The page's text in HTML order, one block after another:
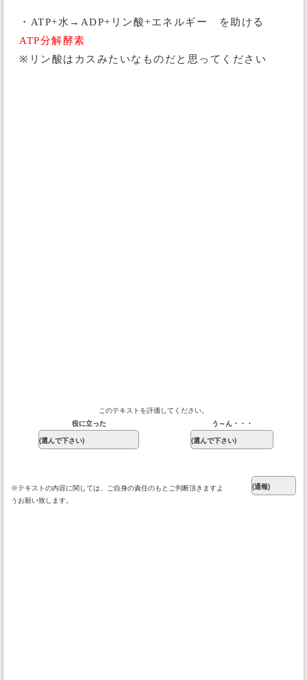
・ATP+水→ADP+リン酸+エネルギー を助ける
ATP分解酵素
※リン酸はカスみたいなものだと思ってください
このテキストを評価してください。
役に立った
う～ん・・・
※テキストの内容に関しては、ご自身の責任のもとご判断頂きますよ
うお願い致します。